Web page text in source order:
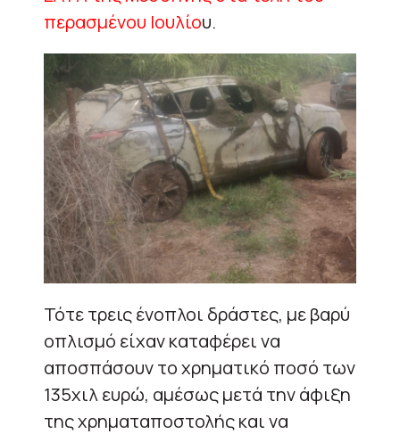
περασμένου Ιουλίου.
Τότε τρεις ένοπλοι δράστες, με βαρύ
οπλισμό είχαν καταφέρει να
αποσπάσουν το χρηματικό ποσό των
135χιλ ευρώ, αμέσως μετά την άφιξη
της χρηματαποστολής και να